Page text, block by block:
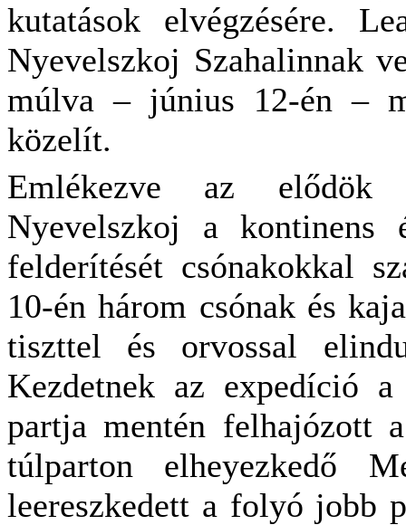
kutatások elvégzésére.
Nyevelszkoj Szahalinnak
múlva – június 12-én –
közelít.
Emlékezve az elődök
Nyevelszkoj a kontinens
felderítését csónakokkal
10-én három csónak és
tiszttel és orvossal
Kezdetnek az expedíció
partja mentén felhajózott
túlparton elheyezkedő
leereszkedett a folyó jobb